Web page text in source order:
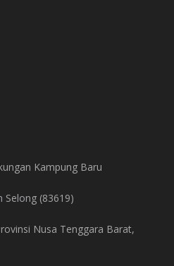
Kampung Baru
Selong (83619)
Nusa Tenggara Barat,